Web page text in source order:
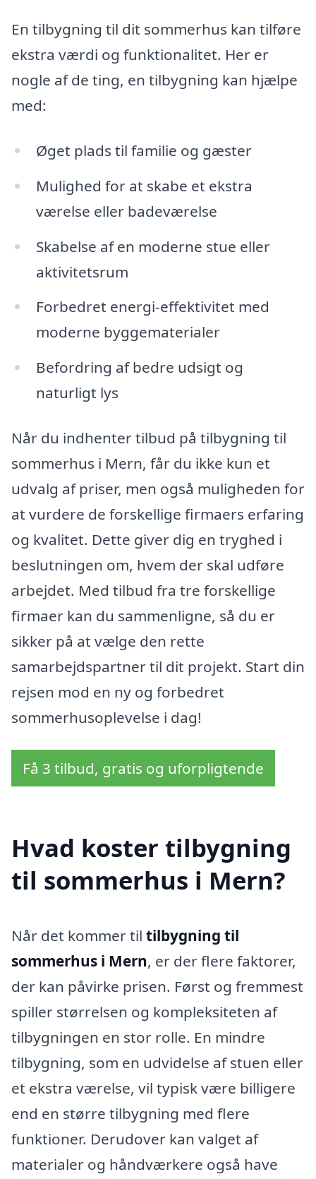
En tilbygning til dit sommerhus kan tilføre
ekstra værdi og funktionalitet. Her er
nogle af de ting, en tilbygning kan hjælpe
med:
Øget plads til familie og gæster
Mulighed for at skabe et ekstra
værelse eller badeværelse
Skabelse af en moderne stue eller
aktivitetsrum
Forbedret energi-effektivitet med
moderne byggematerialer
Befordring af bedre udsigt og
naturligt lys
Når du indhenter tilbud på tilbygning til
sommerhus i Mern, får du ikke kun et
udvalg af priser, men også muligheden for
at vurdere de forskellige firmaers erfaring
og kvalitet. Dette giver dig en tryghed i
beslutningen om, hvem der skal udføre
arbejdet. Med tilbud fra tre forskellige
firmaer kan du sammenligne, så du er
sikker på at vælge den rette
samarbejdspartner til dit projekt. Start din
rejsen mod en ny og forbedret
sommerhusoplevelse i dag!
Få 3 tilbud, gratis og uforpligtende
Hvad koster tilbygning
til sommerhus i Mern?
Når det kommer til tilbygning til
sommerhus i Mern, er der flere faktorer,
der kan påvirke prisen. Først og fremmest
spiller størrelsen og kompleksiteten af
tilbygningen en stor rolle. En mindre
tilbygning, som en udvidelse af stuen eller
et ekstra værelse, vil typisk være billigere
end en større tilbygning med flere
funktioner. Derudover kan valget af
materialer og håndværkere også have